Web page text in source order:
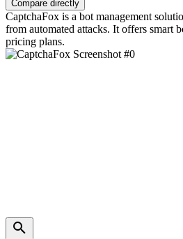
Compare directly
CaptchaFox is a bot management
from automated attacks. It offers smart
pricing plans.